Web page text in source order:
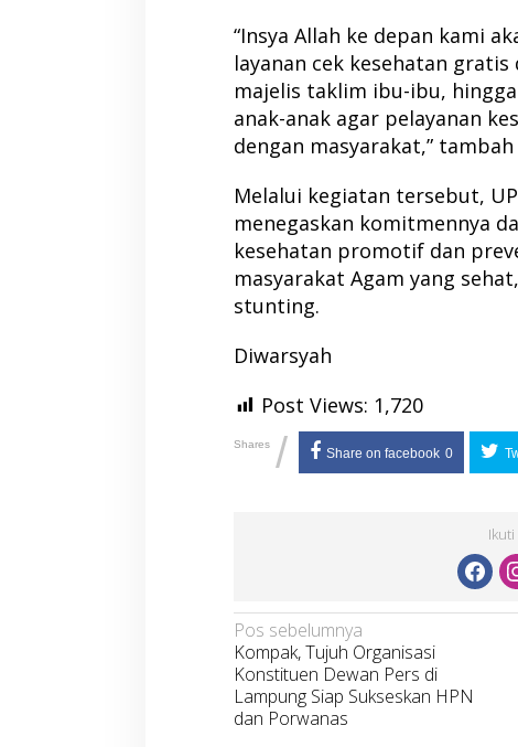
“Insya Allah ke depan kami
layanan cek kesehatan
majelis taklim ibu-ibu,
anak-anak agar pelayanan
dengan masyarakat,” tambah
Melalui kegiatan tersebut,
menegaskan komitmennya
kesehatan promotif dan
masyarakat Agam yang
stunting.
Diwarsyah
Post Views: 1,720
Shares / Share on facebook 0
Ikuti
Navigasi
pos
Pos sebelumnya
Kompak, Tujuh Organisasi
Konstituen Dewan Pers di
Lampung Siap Sukseskan HPN
dan Porwanas